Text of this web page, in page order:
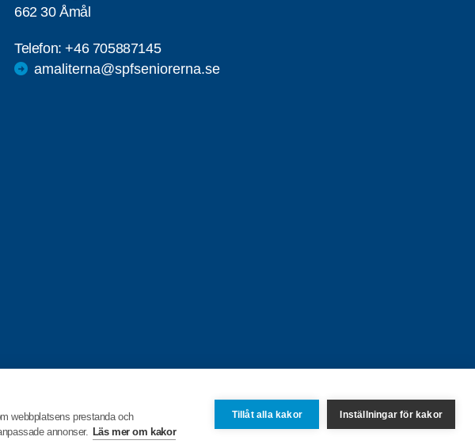
webbplatsens prestanda och
annonser. Läs mer om kakor
Tillåt alla kakor Inställningar för kakor
662 30 Åmål
Telefon:+46 705887145
amaliterna@spfseniorerna.se